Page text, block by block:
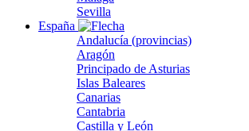
Sevilla
España
Andalucía (provincias)
Aragón
Principado de Asturias
Islas Baleares
Canarias
Cantabria
Castilla y León